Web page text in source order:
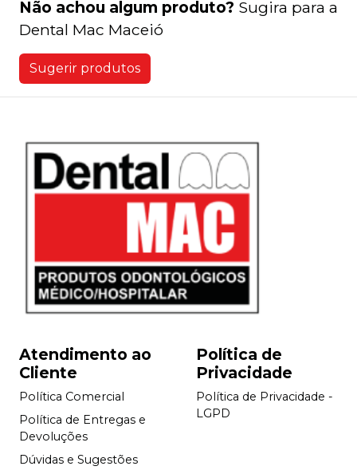
Não achou algum produto? Sugira para a
Dental Mac Maceió
Sugerir produtos
Atendimento ao
Cliente
Política Comercial
Política de Entregas e
Devoluções
Dúvidas e Sugestões
Política de
Privacidade
Política de Privacidade -
LGPD